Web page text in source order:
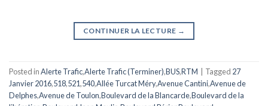
CONTINUER LA LECTURE →
Posted inAlerte Trafic,Alerte Trafic (Terminer),BUS,RTM Tagged 27
Janvier 2016,518,521,540,Allée Turcat Méry,Avenue Cantini,Avenue de
Delphes,Avenue de Toulon,Boulevard de la Blancarde,Boulevard de la